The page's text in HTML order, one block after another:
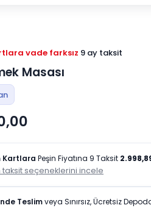
vade farksız 9 ay taksit
Masası
Kartlara Peşin Fiyatına 9 Taksit
taksit seçeneklerini incele
Teslimveya Sınırsız, Ücretsiz